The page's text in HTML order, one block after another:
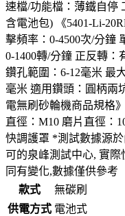
速檔/功能檔：薄鐵自停
含電池包) 《5401-Li-
擊頻率：0-4500次/分鐘
0-1400轉/分鐘 正反轉：
鑽孔範圍：6-12毫米 最
毫米 適用鑽頭：圓柄兩
電無刷砂輪機商品規格
直徑：M10 磨片直徑：
快調護罩 *測試數據源
可的泉峰測試中心, 實
同有變化,數據僅供參考
款式
無碳刷
供電方式 電池式